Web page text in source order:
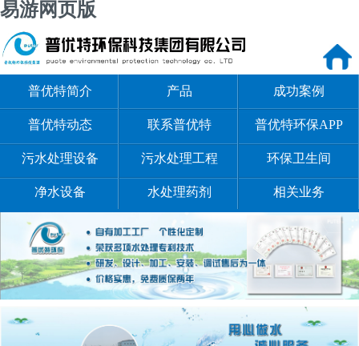
易游网页版
普优特简介 产品 成功案例
普优特动态 联系普优特 普优特环保APP
污水处理设备 污水处理工程 环保卫生间
净水设备 水处理药剂 相关业务